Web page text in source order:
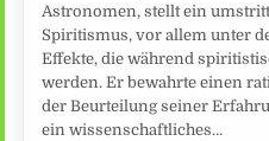
Astronomen, stellt ein
Spiritismus, vor allem unter
Effekte, die während
werden. Er bewahrte einen
der Beurteilung seiner
ein wissenschaftliches…